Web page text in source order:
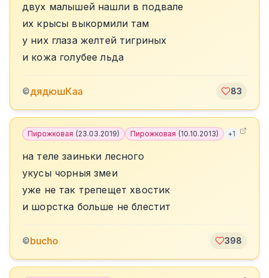
двух малышей нашли в подвале
их крысы выкормили там
у них глаза желтей тигриных
и кожа голубее льда
©дядюшКаа 83
Пирожковая (23.03.2019) Пирожковая (10.10.2013) +1
на теле заиньки лесного
укусы чорныя змеи
уже не так трепещет хвостик
и шорстка больше не блестит
©bucho 398